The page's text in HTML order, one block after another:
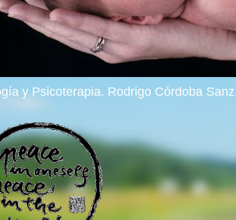
y Psicoterapia. Rodrigo Córdoba